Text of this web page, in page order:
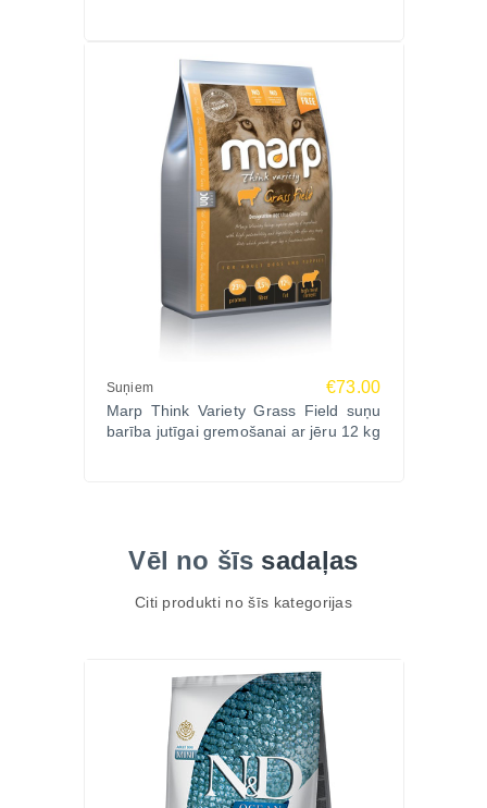
Biežāk uzdotie jautājumi (FAQ)
Vai Red Mix der suņiem ar pārtikas alerģijām?
Jā, bezgraudu un hipoalerģiskā formula ir ideāli
piemērota suņiem ar jutīgumu pret graudiem vai
mākslīgām piedevām.
Vai 17kg paka ir izdevīgāka?
Jā, tā ir ekonomiskākā izvēle lieliem suņiem vai
vairāku suņu mājsaimniecībām.
Vai šo barību var dot kucēniem?
Jā, recepte ir piemērota visiem dzīves posmiem,
Vai Marp Red Mix satur dabīgos antioksidantus?
Jā, izmantoti tikai tokoferoli un garšaugi, nevis
sintētiskie konservanti.
Pasūti MARP DOG THINK HOLISTIC RED MIX
Lieliska izvēle, ja vēlies dabīgu, holistisku un
Pasūti tagad ar ātru un drošu piegādi visā Latvijā -
Suņiem €73.00
Marp Think Variety Grass Field suņu
barība jutīgai gremošanai ar jēru 12 kg
Vēl no šīs sadaļas
Citi produkti no šīs kategorijas